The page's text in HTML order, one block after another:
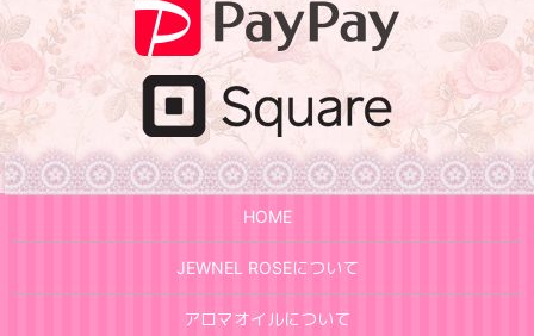
HOME
JEWNEL ROSEについて
アロマオイルについて